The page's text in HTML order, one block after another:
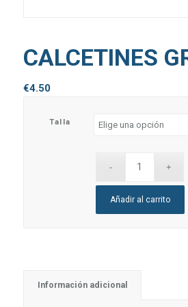
CALCETINES
€4.50
Talla
Añadir al carrito
Información adicional